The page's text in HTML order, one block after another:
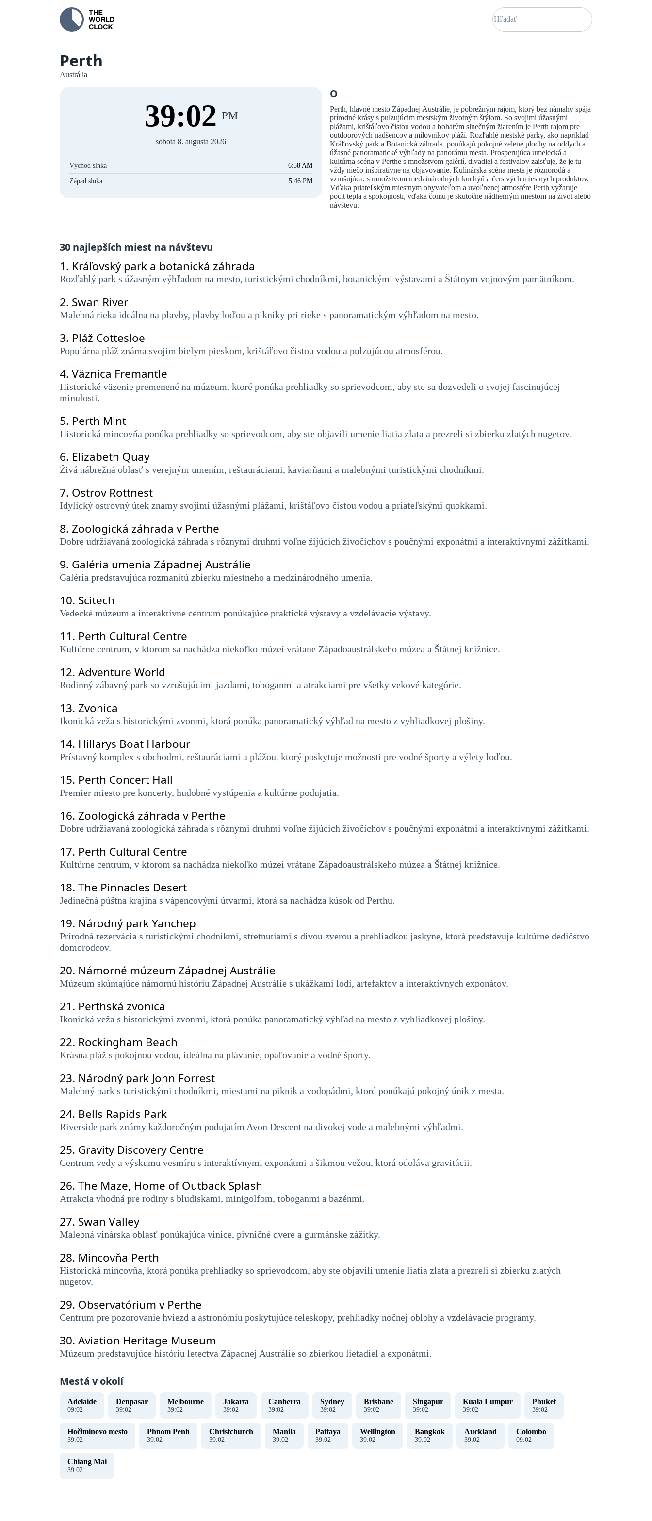
Perth
Austrália
39:02 PM
sobota 8. augusta 2026
Východ slnka 6:58 AM
Západ slnka 5:46 PM
O
Perth, hlavné mesto Západnej Austrálie, je pobrežným rajom, ktorý bez námahy spája
prírodné krásy s pulzujúcim mestským životným štýlom. So svojimi úžasnými
plážami, krištáľovo čistou vodou a bohatým slnečným žiarením je Perth rajom pre
outdoorových nadšencov a milovníkov pláží. Rozľahlé mestské parky, ako napríklad
Kráľovský park a Botanická záhrada, ponúkajú pokojné zelené plochy na oddych a
úžasné panoramatické výhľady na panorámu mesta. Prosperujúca umelecká a
kultúrna scéna v Perthe s množstvom galérií, divadiel a festivalov zaisťuje, že je tu
vždy niečo inšpiratívne na objavovanie. Kulinárska scéna mesta je rôznorodá a
vzrušujúca, s množstvom medzinárodných kuchýň a čerstvých miestnych produktov.
Vďaka priateľským miestnym obyvateľom a uvoľnenej atmosfére Perth vyžaruje
pocit tepla a spokojnosti, vďaka čomu je skutočne nádherným miestom na život alebo
návštevu.
30 najlepších miest na návštevu
1. Kráľovský park a botanická záhrada
Rozľahlý park s úžasným výhľadom na mesto, turistickými chodníkmi, botanickými výstavami a Štátnym vojnovým pamätníkom.
2. Swan River
Malebná rieka ideálna na plavby, plavby loďou a pikniky pri rieke s panoramatickým výhľadom na mesto.
3. Pláž Cottesloe
Populárna pláž známa svojim bielym pieskom, krištáľovo čistou vodou a pulzujúcou atmosférou.
4. Väznica Fremantle
Historické väzenie premenené na múzeum, ktoré ponúka prehliadky so sprievodcom, aby ste sa dozvedeli o svojej fascinujúcej
minulosti.
5. Perth Mint
Historická mincovňa ponúka prehliadky so sprievodcom, aby ste objavili umenie liatia zlata a prezreli si zbierku zlatých nugetov.
6. Elizabeth Quay
Živá nábrežná oblasť s verejným umením, reštauráciami, kaviarňami a malebnými turistickými chodníkmi.
7. Ostrov Rottnest
Idylický ostrovný útek známy svojimi úžasnými plážami, krištáľovo čistou vodou a priateľskými quokkami.
8. Zoologická záhrada v Perthe
Dobre udržiavaná zoologická záhrada s rôznymi druhmi voľne žijúcich živočíchov s poučnými exponátmi a interaktívnymi zážitkami.
9. Galéria umenia Západnej Austrálie
Galéria predstavujúca rozmanitú zbierku miestneho a medzinárodného umenia.
10. Scitech
Vedecké múzeum a interaktívne centrum ponúkajúce praktické výstavy a vzdelávacie výstavy.
11. Perth Cultural Centre
Kultúrne centrum, v ktorom sa nachádza niekoľko múzeí vrátane Západoaustrálskeho múzea a Štátnej knižnice.
12. Adventure World
Rodinný zábavný park so vzrušujúcimi jazdami, toboganmi a atrakciami pre všetky vekové kategórie.
13. Zvonica
Ikonická veža s historickými zvonmi, ktorá ponúka panoramatický výhľad na mesto z vyhliadkovej plošiny.
14. Hillarys Boat Harbour
Prístavný komplex s obchodmi, reštauráciami a plážou, ktorý poskytuje možnosti pre vodné športy a výlety loďou.
15. Perth Concert Hall
Premier miesto pre koncerty, hudobné vystúpenia a kultúrne podujatia.
16. Zoologická záhrada v Perthe
Dobre udržiavaná zoologická záhrada s rôznymi druhmi voľne žijúcich živočíchov s poučnými exponátmi a interaktívnymi zážitkami.
17. Perth Cultural Centre
Kultúrne centrum, v ktorom sa nachádza niekoľko múzeí vrátane Západoaustrálskeho múzea a Štátnej knižnice.
18. The Pinnacles Desert
Jedinečná púštna krajina s vápencovými útvarmi, ktorá sa nachádza kúsok od Perthu.
19. Národný park Yanchep
Prírodná rezervácia s turistickými chodníkmi, stretnutiami s divou zverou a prehliadkou jaskyne, ktorá predstavuje kultúrne dedičstvo
domorodcov.
20. Námorné múzeum Západnej Austrálie
Múzeum skúmajúce námornú históriu Západnej Austrálie s ukážkami lodí, artefaktov a interaktívnych exponátov.
21. Perthská zvonica
Ikonická veža s historickými zvonmi, ktorá ponúka panoramatický výhľad na mesto z vyhliadkovej plošiny.
22. Rockingham Beach
Krásna pláž s pokojnou vodou, ideálna na plávanie, opaľovanie a vodné športy.
23. Národný park John Forrest
Malebný park s turistickými chodníkmi, miestami na piknik a vodopádmi, ktoré ponúkajú pokojný únik z mesta.
24. Bells Rapids Park
Riverside park známy každoročným podujatím Avon Descent na divokej vode a malebnými výhľadmi.
25. Gravity Discovery Centre
Centrum vedy a výskumu vesmíru s interaktívnymi exponátmi a šikmou vežou, ktorá odoláva gravitácii.
26. The Maze, Home of Outback Splash
Atrakcia vhodná pre rodiny s bludiskami, minigolfom, toboganmi a bazénmi.
27. Swan Valley
Malebná vinárska oblasť ponúkajúca vinice, pivničné dvere a gurmánske zážitky.
28. Mincovňa Perth
Historická mincovňa, ktorá ponúka prehliadky so sprievodcom, aby ste objavili umenie liatia zlata a prezreli si zbierku zlatých
nugetov.
29. Observatórium v ​​Perthe
Centrum pre pozorovanie hviezd a astronómiu poskytujúce teleskopy, prehliadky nočnej oblohy a vzdelávacie programy.
30. Aviation Heritage Museum
Múzeum predstavujúce históriu letectva Západnej Austrálie so zbierkou lietadiel a exponátmi.
Mestá v okolí
Adelaide
09:02
Denpasar
39:02
Melbourne
39:02
Jakarta
39:02
Canberra
39:02
Sydney
39:02
Brisbane
39:02
Singapur
39:02
Kuala Lumpur
39:02
Phuket
39:02
Hočiminovo mesto
39:02
Phnom Penh
39:02
Christchurch
39:02
Manila
39:02
Pattaya
39:02
Wellington
39:02
Bangkok
39:02
Auckland
39:02
Colombo
09:02
Chiang Mai
39:02